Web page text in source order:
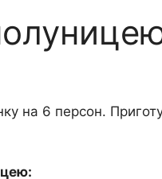
на 6 персон.